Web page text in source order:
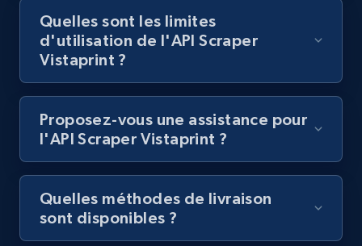
991+ 165+
Lazada - Products - Discover products by
category URL or brand URL
price, Currency, Stock, and more.
991+ 165+
Quelles sont les limites
d'utilisation de l'API Scraper
Vistaprint ?
Proposez-vous une assistance pour
l'API Scraper Vistaprint ?
Quelles méthodes de livraison
sont disponibles ?